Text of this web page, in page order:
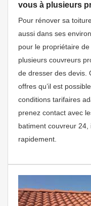
vous à plusieurs
Pour rénover sa
aussi dans ses
pour le propriétaire
plusieurs couvreurs
de dresser des devis.
offres qu’il est
conditions tarifaires
prenez contact avec
batiment couvreur
rapidement.